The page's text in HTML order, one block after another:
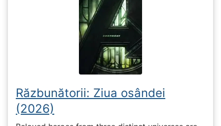
Răzbunătorii: Ziua osândei
(2026)